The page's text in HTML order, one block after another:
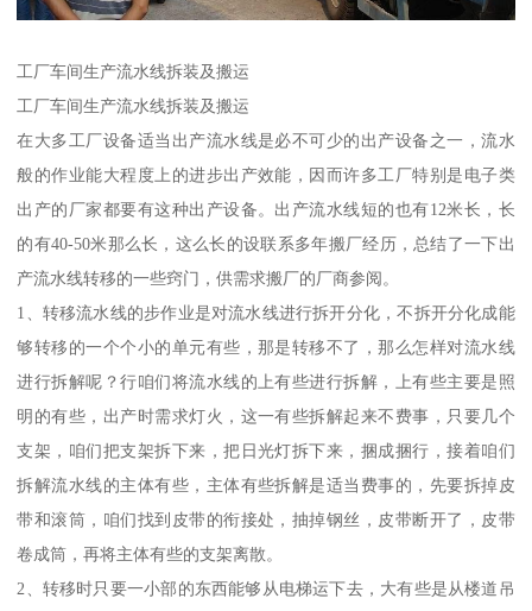
工厂车间生产流水线拆装及搬运
工厂车间生产流水线拆装及搬运
在大多工厂设备适当出产流水线是必不可少的出产设备之一，流水
般的作业能大程度上的进步出产效能，因而许多工厂特别是电子类
出产的厂家都要有这种出产设备。出产流水线短的也有12米长，长
的有40-50米那么长，这么长的设联系多年搬厂经历，总结了一下出
产流水线转移的一些窍门，供需求搬厂的厂商参阅。
1、转移流水线的步作业是对流水线进行拆开分化，不拆开分化成能
够转移的一个个小的单元有些，那是转移不了，那么怎样对流水线
进行拆解呢？行咱们将流水线的上有些进行拆解，上有些主要是照
明的有些，出产时需求灯火，这一有些拆解起来不费事，只要几个
支架，咱们把支架拆下来，把日光灯拆下来，捆成捆行，接着咱们
拆解流水线的主体有些，主体有些拆解是适当费事的，先要拆掉皮
带和滚筒，咱们找到皮带的衔接处，抽掉钢丝，皮带断开了，皮带
卷成筒，再将主体有些的支架离散。
2、转移时只要一小部的东西能够从电梯运下去，大有些是从楼道吊